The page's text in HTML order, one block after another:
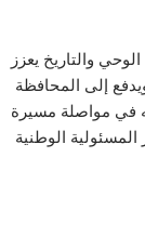
والتاريخ يعزز
إلى المحافظة
في مواصلة مسيرة
المسئولية الوطنية